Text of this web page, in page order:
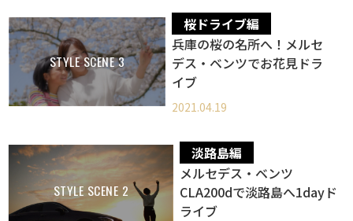
STYLE SCENE 3
桜ドライブ編
兵庫の桜の名所へ！メルセ
デス・ベンツでお花見ドラ
イブ
2021.04.19
STYLE SCENE 2
淡路島編
メルセデス・ベンツ
CLA200dで淡路島へ1dayド
ライブ